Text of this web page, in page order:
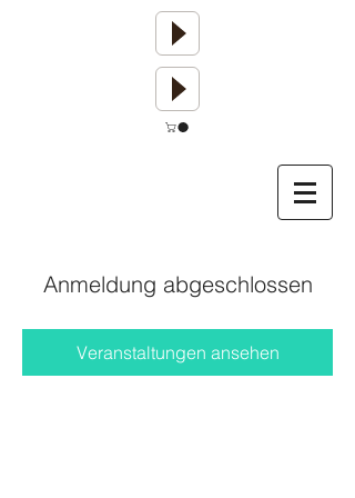
Anmeldung abgeschlossen
Veranstaltungen ansehen